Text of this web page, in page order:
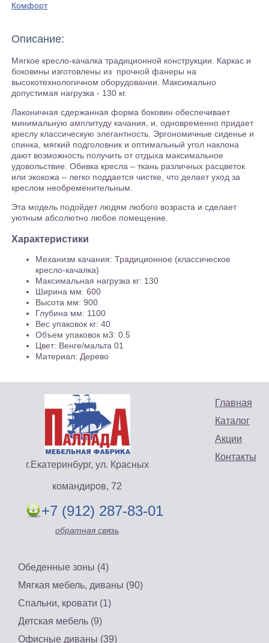
Комфорт
Описание:
Мягкое кресло-качалка традиционной конструкции. Каркас и
боковины изготовлены из прочной фанеры на
высокотехнологичном оборудовании. Максимально
допустимая нагрузка - 130 кг.
Лаконичная сдержанная форма боковин обеспечивает
минимальную амплитуду качания, и, одновременно придает
креслу классическую элегантность. Эргономичные сиденье и
спинка, мягкий подголовник и оптимальный угол наклона
дают возможность получить от отдыха максимальное
удовольствие. Обивка кресла – ткань различных расцветок
или экокожа – легко поддается чистке, что делает уход за
креслом необременительным.
Эта модель подойдет людям любого возраста и сделает
уютным абсолютно любое помещение.
Характеристики
Механизм качания: Традиционное (классическое
кресло-качалка)
Максимальная нагрузка кг: 130
Ширина мм: 600
Высота мм: 900
Глубина мм: 1100
Вес упаковок кг: 40
Объем упаковок м3: 0.5
Цвет: Венге/мальта 01
Материал: Дерево
Главная
Каталог
Акции
Контакты
г.Екатеринбург, ул. Красных
командиров, 72
+7 (912) 287-83-01
обратная связь
Обеденные зоны (4)
Мягкая мебель, диваны (90)
Спальни, кровати (1)
Детская мебель (9)
Офисные диваны (39)